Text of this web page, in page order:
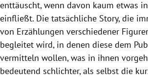
enttäuscht, wenn davon kaum etwas
einfließt. Die tatsächliche Story, die
von Erzählungen verschiedener
begleitet wird, in denen diese dem
vermitteln wollen, was in ihnen
bedeutend schlichter, als selbst die